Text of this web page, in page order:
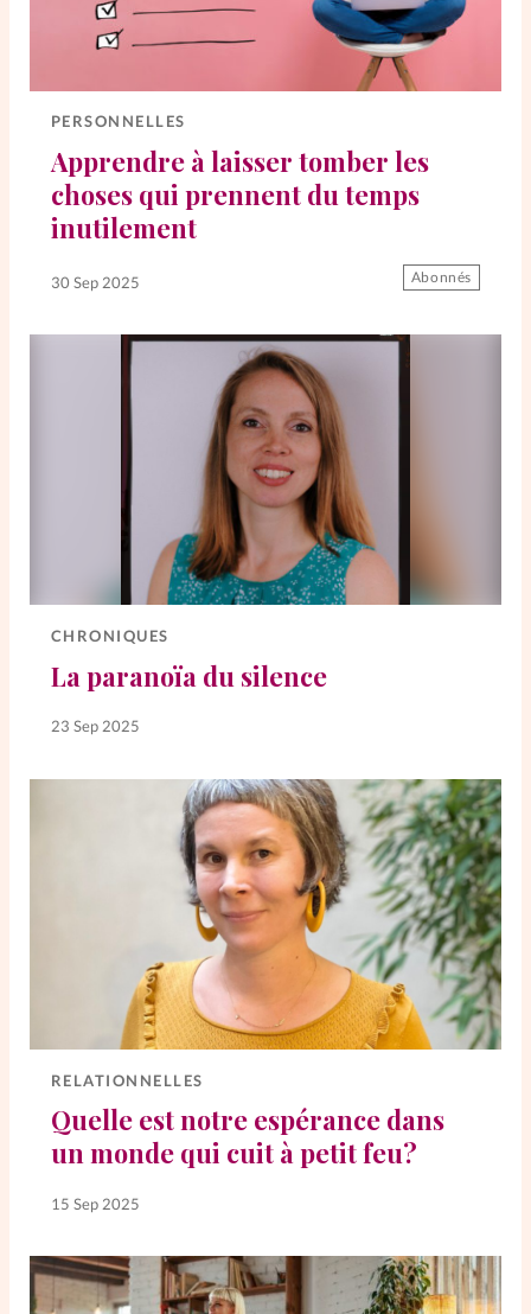
PERSONNELLES
Apprendre à laisser tomber les
choses qui prennent du temps
inutilement
30 Sep 2025 Abonnés
CHRONIQUES
La paranoïa du silence
23 Sep 2025
RELATIONNELLES
Quelle est notre espérance dans
un monde qui cuit à petit feu?
15 Sep 2025